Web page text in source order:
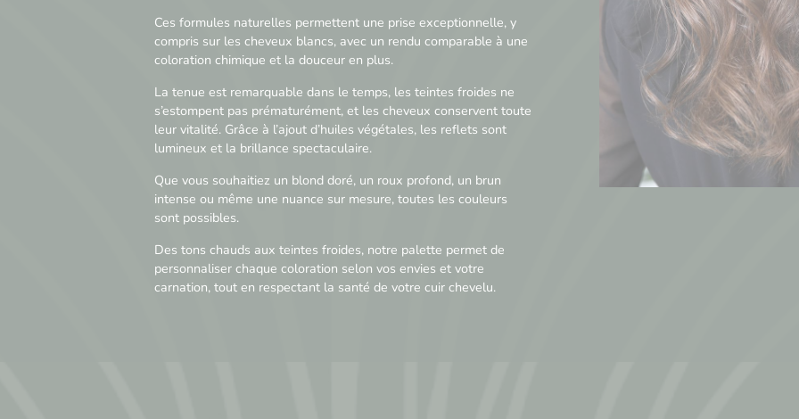
Ces formules naturelles permettent une prise exceptionnelle, y
compris sur les cheveux blancs, avec un rendu comparable à une
coloration chimique et la douceur en plus.
La tenue est remarquable dans le temps, les teintes froides ne
s’estompent pas prématurément, et les cheveux conservent toute
leur vitalité. Grâce à l’ajout d’huiles végétales, les reflets sont
lumineux et la brillance spectaculaire.
Que vous souhaitiez un blond doré, un roux profond, un brun
intense ou même une nuance sur mesure, toutes les couleurs
sont possibles.
Des tons chauds aux teintes froides, notre palette permet de
personnaliser chaque coloration selon vos envies et votre
carnation, tout en respectant la santé de votre cuir chevelu.